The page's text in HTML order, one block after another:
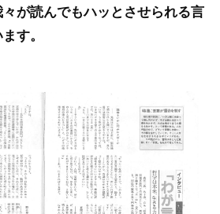
が読んでもハッとさせられる言
す。